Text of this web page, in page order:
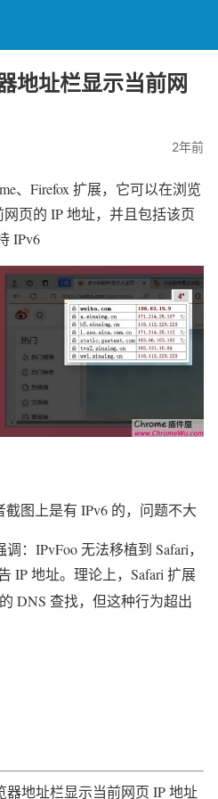
地址栏显示当前网
2年前
、Firefox 扩展，它可以在浏览
页的 IP 地址，并且包括该页
IPv6
图上是有 IPv6 的，问题不大
：IPvFoo 无法移植到 Safari，
IP 地址。理论上，Safari 扩展
DNS 查找，但这种行为超出
器地址栏显示当前网页 IP 地址